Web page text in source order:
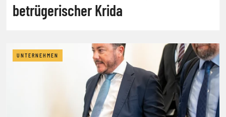
betrügerischer Krida
UNTERNEHMEN